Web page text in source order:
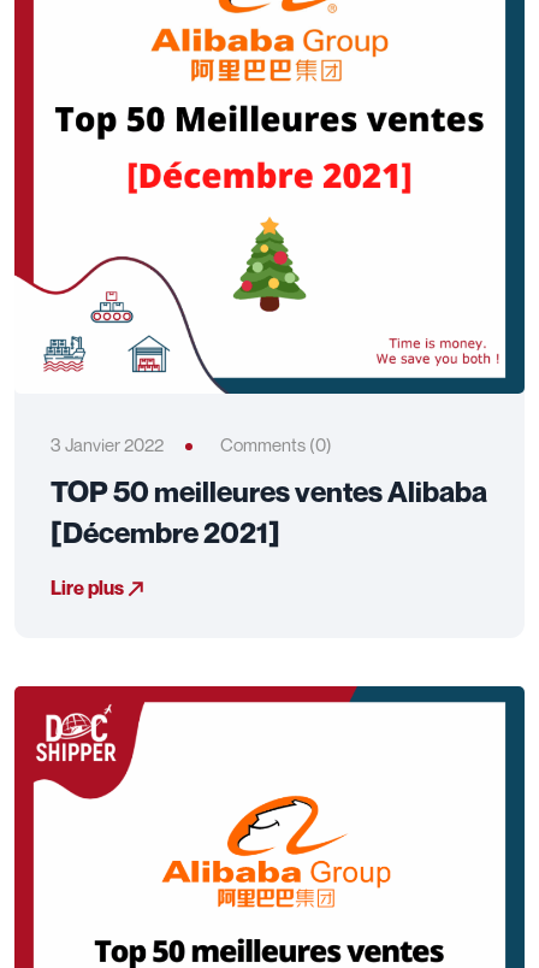
3 Janvier 2022 Comments (0)
TOP 50 meilleures ventes Alibaba
[Décembre 2021]
Lire plus